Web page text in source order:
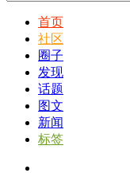
首页
社区
圈子
发现
话题
图文
新闻
标签